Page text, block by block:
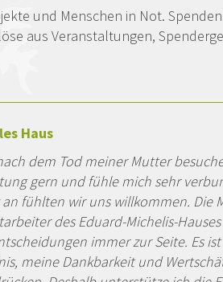
und Menschen in Not.
aus Veranstaltungen,
Haus
dem Tod meiner Mutter
gern und fühle mich sehr
an fühlten wir uns willkommen. Die
des Eduard-Michelis-
immer zur Seite. Es
meine Dankbarkeit und